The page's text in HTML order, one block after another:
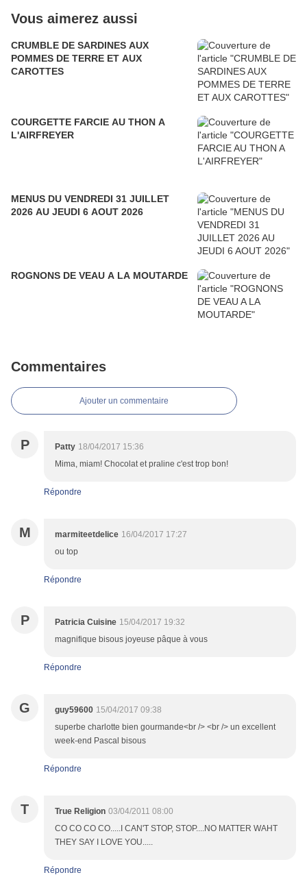
Vous aimerez aussi
CRUMBLE DE SARDINES AUX
POMMES DE TERRE ET AUX
CAROTTES
COURGETTE FARCIE AU THON A
L'AIRFREYER
MENUS DU VENDREDI 31 JUILLET
2026 AU JEUDI 6 AOUT 2026
ROGNONS DE VEAU A LA MOUTARDE
Commentaires
Ajouter un commentaire
P Patty 18/04/2017 15:36
Mima, miam! Chocolat et praline c'est trop bon!
Répondre
M marmiteetdelice 16/04/2017 17:27
ou top
Répondre
P Patricia Cuisine 15/04/2017 19:32
magnifique bisous joyeuse pâque à vous
Répondre
G guy59600 15/04/2017 09:38
superbe charlotte bien gourmande<br /> <br /> un excellent
week-end Pascal bisous
Répondre
T True Religion 03/04/2011 08:00
CO CO CO CO.....I CAN'T STOP, STOP....NO MATTER WAHT
THEY SAY I LOVE YOU.....
Répondre